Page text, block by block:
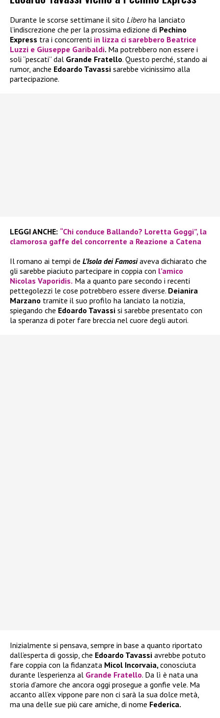
Durante le scorse settimane il sito Libero ha lanciato
l’indiscrezione che per la prossima edizione di Pechino
Express tra i concorrenti in lizza ci sarebbero Beatrice
Luzzi e Giuseppe Garibaldi. Ma potrebbero non essere i
soli “pescati” dal Grande Fratello. Questo perché, stando ai
rumor, anche Edoardo Tavassi sarebbe vicinissimo alla
partecipazione.
LEGGI ANCHE: “Chi conduce Ballando? Loretta Goggi”, la
clamorosa gaffe del concorrente a Reazione a Catena
Il romano ai tempi de L’Isola dei Famosiaveva dichiarato che
gli sarebbe piaciuto partecipare in coppia con l’amico
Nicolas Vaporidis. Ma a quanto pare secondo i recenti
pettegolezzi le cose potrebbero essere diverse. Deianira
Marzano tramite il suo profilo ha lanciato la notizia,
spiegando che Edoardo Tavassi si sarebbe presentato con
la speranza di poter fare breccia nel cuore degli autori.
Inizialmente si pensava, sempre in base a quanto riportato
dall’esperta di gossip, che Edoardo Tavassi avrebbe potuto
fare coppia con la fidanzata Micol Incorvaia, conosciuta
durante l’esperienza al Grande Fratello. Da lì è nata una
storia d’amore che ancora oggi prosegue a gonfie vele. Ma
accanto all’ex vippone pare non ci sarà la sua dolce metà,
ma una delle sue più care amiche, di nome Federica.